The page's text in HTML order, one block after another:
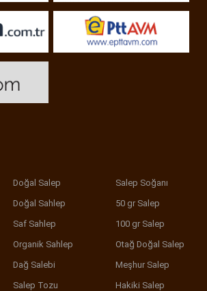
Doğal Salep
Doğal Sahlep
Saf Sahlep
Organik Sahlep
Dağ Salebi
Salep Tozu
Salep Soğanı
50 gr Salep
100 gr Salep
Otağ Doğal Salep
Meşhur Salep
Hakiki Salep